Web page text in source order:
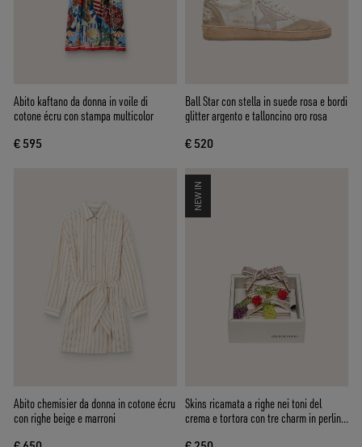
Abito kaftano da donna in voile di
cotone écru con stampa multicolor
€ 595
Ball Star con stella in suede rosa e bordi
glitter argento e talloncino oro rosa
€ 520
Abito chemisier da donna in cotone écru
con righe beige e marroni
NEW IN
Skins ricamata a righe nei toni del
crema e tortora con tre charm in perline